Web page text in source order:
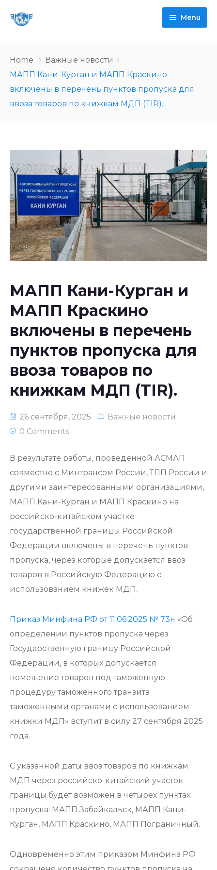
Menu
О нас
Руководство и сотрудники
Мероприятия
Новости
Полезная информация
Международные соглашения в области
МАП
Разрешительная система
Национальное законодательство
республики Узбекистан
TRANSPARK
Контакты
FAQ
Home
Важные новости
МАПП Кани-Курган и МАПП Краскино
включены в перечень пунктов пропуска для
ввоза товаров по книжкам МДП (TIR).
МАПП Кани-Курган и
МАПП Краскино
включены в перечень
пунктов пропуска для
ввоза товаров по
книжкам МДП (TIR).
26 сентября, 2025
Важные новости
0 Comments
В результате работы, проведенной АСМАП
совместно с Минтрансом России, ТПП России и
другими заинтересованными организациями,
МАПП Кани-Курган и МАПП Краскино на
российско-китайском участке
государственной границы Российской
Федерации включены в перечень пунктов
пропуска, через которые допускается ввоз
товаров в Российскую Федерацию с
использованием книжек МДП.
Приказ Минфина РФ от 11.06.2025 № 73н «Об
определении пунктов пропуска через
Государственную границу Российской
Федерации, в которых допускается
помещение товаров под таможенную
процедуру таможенного транзита
таможенными органами с использованием
книжки МДП» вступит в силу 27 сентября 2025
года.
С указанной даты ввоз товаров по книжкам
МДП через российско-китайский участок
границы будет возможен в четырех пунктах
пропуска: МАПП Забайкальск, МАПП Кани-
Курган, МАПП Краскино, МАПП Пограничный.
Одновременно этим приказом Минфина РФ